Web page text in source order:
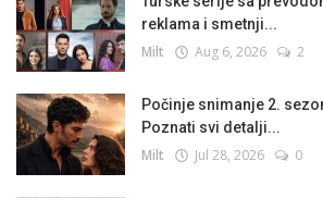
reklama i smetnji...
Milt Aug 6, 2026 2
Počinje snimanje 2.
Poznati svi detalji...
Milt Jul 28, 2026 0